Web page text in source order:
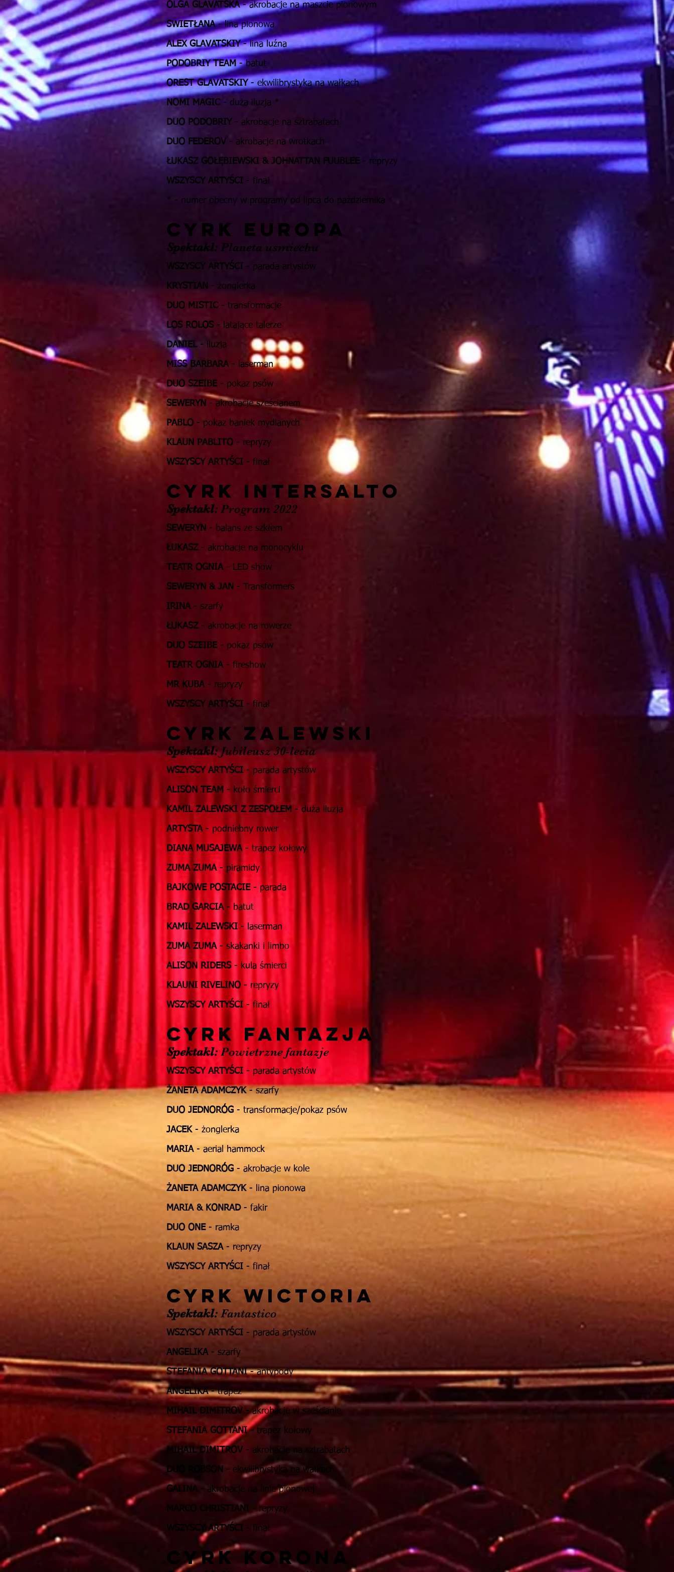
OLGA GLAVATSKA- akrobacje na maszcie pionowym
SWIETŁANA- lina pionowa
ALEX GLAVATSKIY- lina luźna
PODOBRIY TEAM- batut
OREST GLAVATSKIY - ekwilibrystyka na wałkach
NOMI MAGIC - duża iluzja *
DUO PODOBRIY - akrobacje na sztrabatach
DUO FEDEROV - akrobacje na wrotkach
ŁUKASZ GOŁĘBIEWSKI & JOHNATTAN FUUBLEE - repryzy
WSZYSCY ARTYŚCI - finał
* - numer obecny w programy od lipca do października
CYRK europa
Spektakl: Planeta usmiechu
WSZYSCY ARTYŚCI - parada artystów
KRYSTIAN - żonglerka
DUO MISTIC - transformacje
LOS ROLOS - latające talerze
DANIEL- iluzja
MISS BARBARA- laserman
DUO SZEIBE - pokaz psów
SEWERYN - akrobacje sześcianem
PABLO - pokaz baniek mydlanych
KLAUN PABLITO - repryzy
WSZYSCY ARTYŚCI - finał
CYRK INTERSALTO
Spektakl: Program 2022
SEWERYN - balans ze szkłem
ŁUKASZ- akrobacje na monocyklu
TEATR OGNIA- LED show
SEWERYN & JAN - Transformers
IRINA- szarfy
ŁUKASZ- akrobacje na rowerze
DUO SZEIBE- pokaz psów
TEATR OGNIA- fireshow
MR KUBA - repryzy
WSZYSCY ARTYŚCI - finał
CYRK ZALEWSKI
Spektakl:Jubileusz 30-lecia
WSZYSCY ARTYŚCI - parada artystów
ALISON TEAM - koło śmierci
KAMIL ZALEWSKI Z ZESPOŁEM - duża iluzja
ARTYSTA- podniebny rower
DIANA MUSAJEWA- trapez kołowy
ZUMA ZUMA- piramidy
BAJKOWE POSTACIE- parada
BRAD GARCIA- batut
KAMIL ZALEWSKI - laserman
ZUMA ZUMA- skakanki i limbo
ALISON RIDERS- kula śmierci
KLAUNI RIVELINO - repryzy
WSZYSCY ARTYŚCI - finał
CYRK FANTAZJA
Spektakl: Powietrzne fantazje
WSZYSCY ARTYŚCI - parada artystów
ŻANETA ADAMCZYK- szarfy
DUO JEDNORÓG - transformacje/pokaz psów
JACEK- żonglerka
MARIA- aerial hammock
DUO JEDNORÓG - akrobacje w kole
ŻANETA ADAMCZYK- lina pionowa
MARIA & KONRAD- fakir
DUO ONE- ramka
KLAUN SASZA- repryzy
WSZYSCY ARTYŚCI - finał
CYRK Wictoria
Spektakl: Fantastico
WSZYSCY ARTYŚCI - parada artystów
ANGELIKA- szarfy
STEFANIA GOTTANI- antypody
ANGELIKA- trapez
MIHAIL DIMITROV - akrobacje w sześcianie
STEFANIA GOTTANI- trapez kołowy
MIHAIL DIMITROV - akrobacje na sztrabatach
DUO ROBSON - ekwilibrystyka na wałkach
GALINA- akrobacje na linie pionowej
MARCO CHRISTIANI - repryzy
WSZYSCY ARTYŚCI - finał
CYRK korona